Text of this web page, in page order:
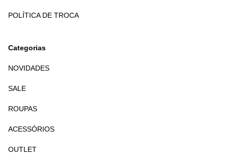
POLÍTICA DE TROCA
Categorias
NOVIDADES
SALE
ROUPAS
ACESSÓRIOS
OUTLET